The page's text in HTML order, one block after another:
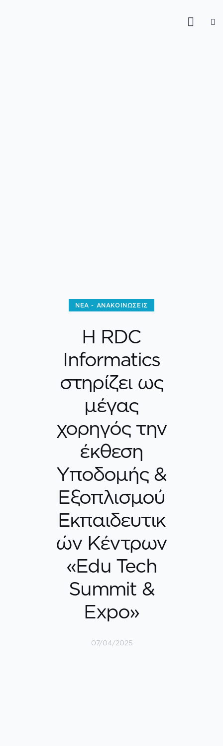
ΝΈΑ - ΑΝΑΚΟΙΝΏΣΕΙΣ
Η RDC
Informatics
στηρίζει ως
μέγας
χορηγός την
έκθεση
Υποδομής &
Εξοπλισμού
Εκπαιδευτικ
ών Κέντρων
«Edu Tech
Summit &
Expo»
07/04/2025